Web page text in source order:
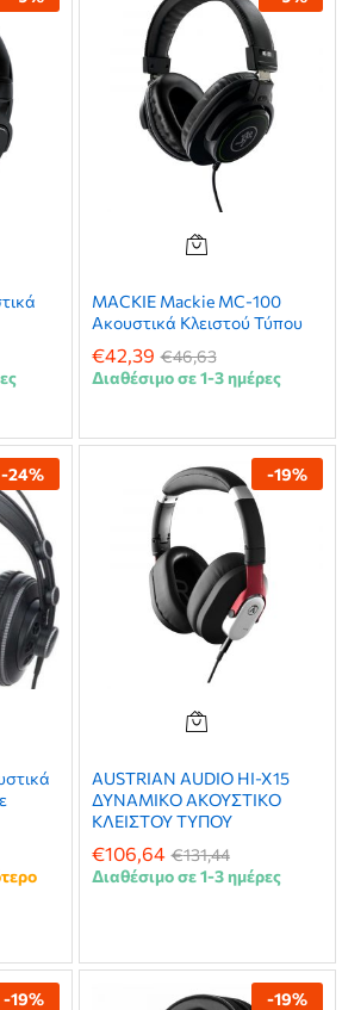
MACKIE Mackie MC-100
Ακουστικά Κλειστού Τύπου
€42,39 €46,63
Διαθέσιμο σε 1-3 ημέρες
-24% -19%
AUSTRIAN AUDIO HI-X15
ΔΥΝΑΜΙΚΟ ΑΚΟΥΣΤΙΚΟ
ΚΛΕΙΣΤΟΥ ΤΥΠΟΥ
€106,64 €131,44
Διαθέσιμο σε 1-3 ημέρες
-19% -19%